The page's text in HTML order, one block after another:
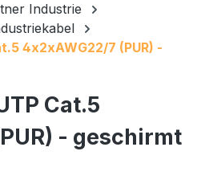
Industrie
4x2xAWG22/7 (PUR) -
Cat.5
- geschirmt